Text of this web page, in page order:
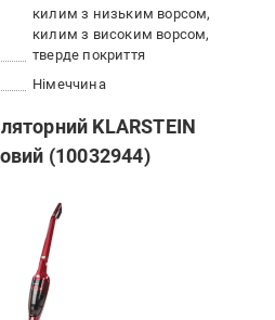
килим з низьким ворсом
килим з високим ворсом
тверде покриття
Німеччина
KLARSTEIN
(10032944)